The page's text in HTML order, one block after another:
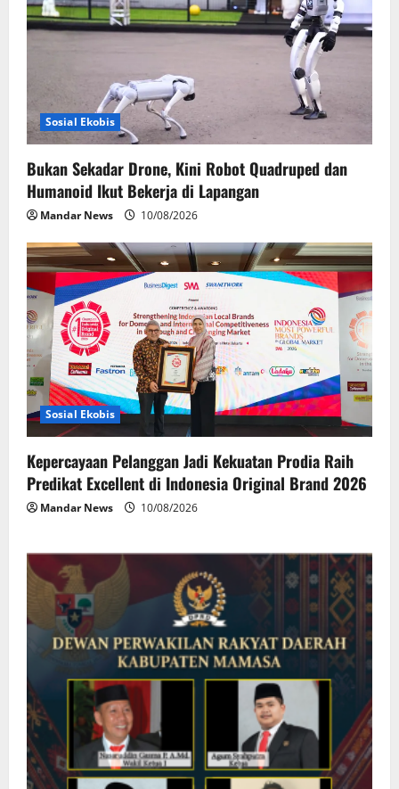
Sosial Ekobis
Bukan Sekadar Drone, Kini Robot Quadruped dan
Humanoid Ikut Bekerja di Lapangan
Mandar News 10/08/2026
Sosial Ekobis
Kepercayaan Pelanggan Jadi Kekuatan Prodia Raih
Predikat Excellent di Indonesia Original Brand 2026
Mandar News 10/08/2026